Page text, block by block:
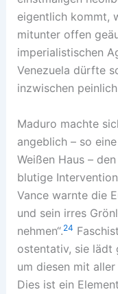
eigentlich kommt,
mitunter offen
imperialistischen
Venezuela dürfte
inzwischen
Maduro machte
angeblich – so
Weißen Haus –
blutige
Vance warnte die
und sein irres
nehmen“.24
ostentativ, sie lädt
um diesen mit
Dies ist ein